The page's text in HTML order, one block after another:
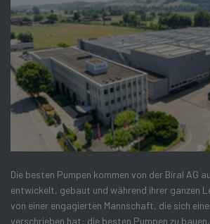
Die besten Pumpen kommen von der Biral AG
entwickelt, gebaut und während ihrer ganzen
von einer engagierten Mannschaft, die sich
verschrieben hat: die besten Pumpen zu